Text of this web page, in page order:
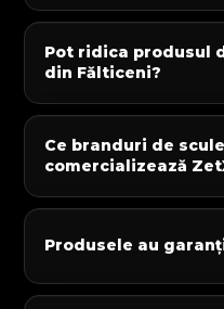
Pot ridica produsul
din Fălticeni?
Ce branduri de
comercializează
Produsele au